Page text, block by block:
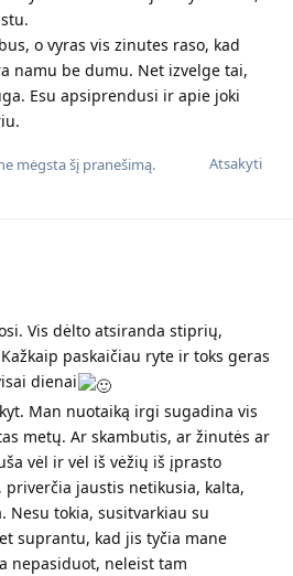
o vyras vis zinutes raso, kad
namu be dumu. Net izvelge tai,
Esu apsiprendusi ir apie joki
Atsakyti
mėgsta šį pranešimą.
Vis dėlto atsiranda stiprių,
paskaičiau ryte ir toks geras
dienai
Man nuotaiką irgi sugadina vis
metų. Ar skambutis, ar žinutės ar
vėl ir vėl iš vėžių iš įprasto
jaustis netikusia, kalta,
Nesu tokia, susitvarkiau su
suprantu, kad jis tyčia mane
nepasiduot, neleist tam